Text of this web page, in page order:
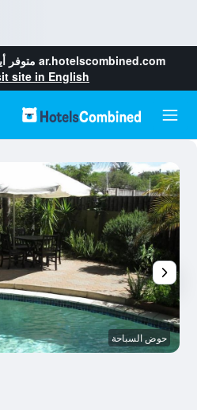
ar.hotelscombined.com متوفر
site in English
حوض السباحة